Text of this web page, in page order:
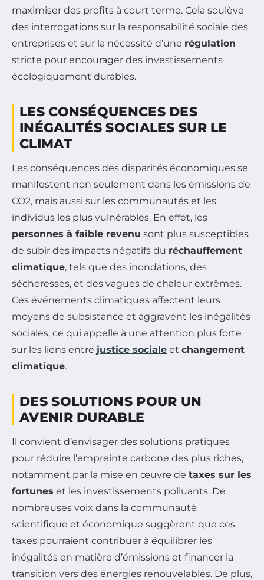
maximiser des profits à court terme. Cela soulève
des interrogations sur la responsabilité sociale des
entreprises et sur la nécessité d’une régulation
stricte pour encourager des investissements
écologiquement durables.
LES CONSÉQUENCES DES
INÉGALITÉS SOCIALES SUR LE
CLIMAT
Les conséquences des disparités économiques se
manifestent non seulement dans les émissions de
CO2, mais aussi sur les communautés et les
individus les plus vulnérables. En effet, les
personnes à faible revenu sont plus susceptibles
de subir des impacts négatifs du réchauffement
climatique, tels que des inondations, des
sécheresses, et des vagues de chaleur extrêmes.
Ces événements climatiques affectent leurs
moyens de subsistance et aggravent les inégalités
sociales, ce qui appelle à une attention plus forte
sur les liens entre justice sociale et changement
climatique.
DES SOLUTIONS POUR UN
AVENIR DURABLE
Il convient d’envisager des solutions pratiques
pour réduire l’empreinte carbone des plus riches,
notamment par la mise en œuvre de taxes sur les
fortunes et les investissements polluants. De
nombreuses voix dans la communauté
scientifique et économique suggèrent que ces
taxes pourraient contribuer à équilibrer les
inégalités en matière d’émissions et financer la
transition vers des énergies renouvelables. De plus,